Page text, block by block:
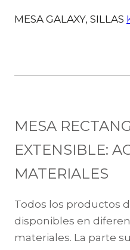
MESA GALAXY, SILLAS
MESA
EXTENSIBLE:
MATERIALES
Todos los productos
disponibles en
materiales. La parte